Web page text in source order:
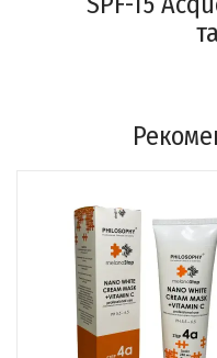
избранное сравнить
Крем антивозрастной для
контура глаз и губ